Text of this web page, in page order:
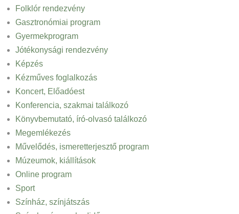
Folklór rendezvény
Gasztronómiai program
Gyermekprogram
Jótékonysági rendezvény
Képzés
Kézműves foglalkozás
Koncert, Előadóest
Konferencia, szakmai találkozó
Könyvbemutató, író-olvasó találkozó
Megemlékezés
Művelődés, ismeretterjesztő program
Múzeumok, kiállítások
Online program
Sport
Színház, színjátszás